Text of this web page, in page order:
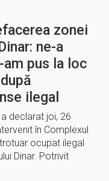
zonei
ne-a
pus la loc
ilegal
declarat joi, 26
în Complexul
ocupat ilegal
Dinar. Potrivit